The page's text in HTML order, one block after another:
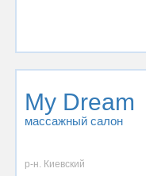
My Dream
массажный салон
р-н. Киевский